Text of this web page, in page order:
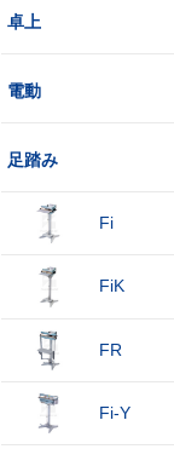
卓上
電動
足踏み
Fi
FiK
FR
Fi-Y